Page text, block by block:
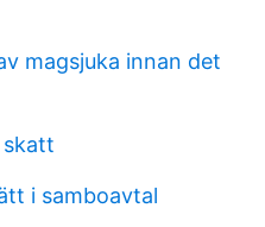
magsjuka innan det
skatt
i samboavtal